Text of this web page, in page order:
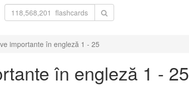
importante în engleză 1 - 25
în engleză 1 - 25